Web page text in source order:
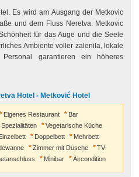
Es wird am Ausgang der Metkovic
und dem Fluss Neretva. Metkovic
für das Auge und die Seele
Ambiente voller zalenila, lokale
garantieren ein höheres
Hotel - Metković Hotel
Eigenes Restaurant
Bar
Vegetarische Küche
Doppelbett
Mehrbett
Zimmer mit Dusche
TV-
Minibar Aircondition